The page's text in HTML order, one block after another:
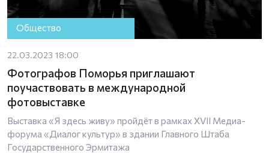
Общество
22.03.2023 18:00
Фотографов Поморья приглашают
поучаствовать в международной
фотовыставке
Выставка «Я здесь живу» пройдёт в рамках XVII Медиа-
форума «Диалог культур» в здании Главного Штаба
Государственного Эрмитажа